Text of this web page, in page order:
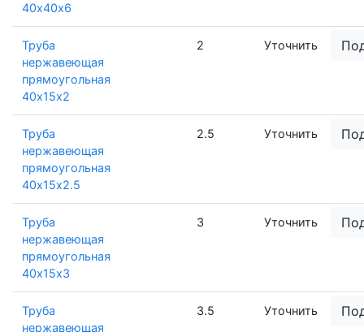
40х40х6
Труба
нержавеющая
прямоугольная
40х15х2
2 Уточнить
Труба
нержавеющая
прямоугольная
40х15х2.5
2.5 Уточнить
Труба
нержавеющая
прямоугольная
40х15х3
3 Уточнить
Труба
нержавеющая
3.5 Уточнить